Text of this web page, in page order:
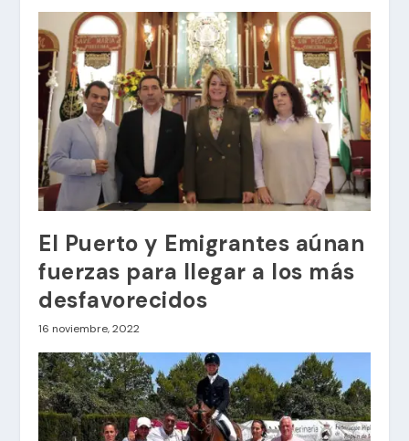
El Puerto y Emigrantes aúnan
fuerzas para llegar a los más
desfavorecidos
16 noviembre, 2022